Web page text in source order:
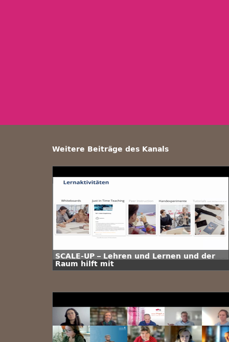
Weitere Beiträge des Kanals
SCALE-UP – Lehren und Lernen und der
Raum hilft mit